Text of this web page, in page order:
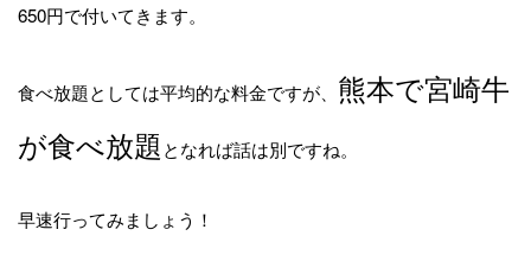
650円で付いてきます。
食べ放題としては平均的な料金ですが、 熊本で宮崎牛
が食べ放題となれば話は別ですね。
早速行ってみましょう！